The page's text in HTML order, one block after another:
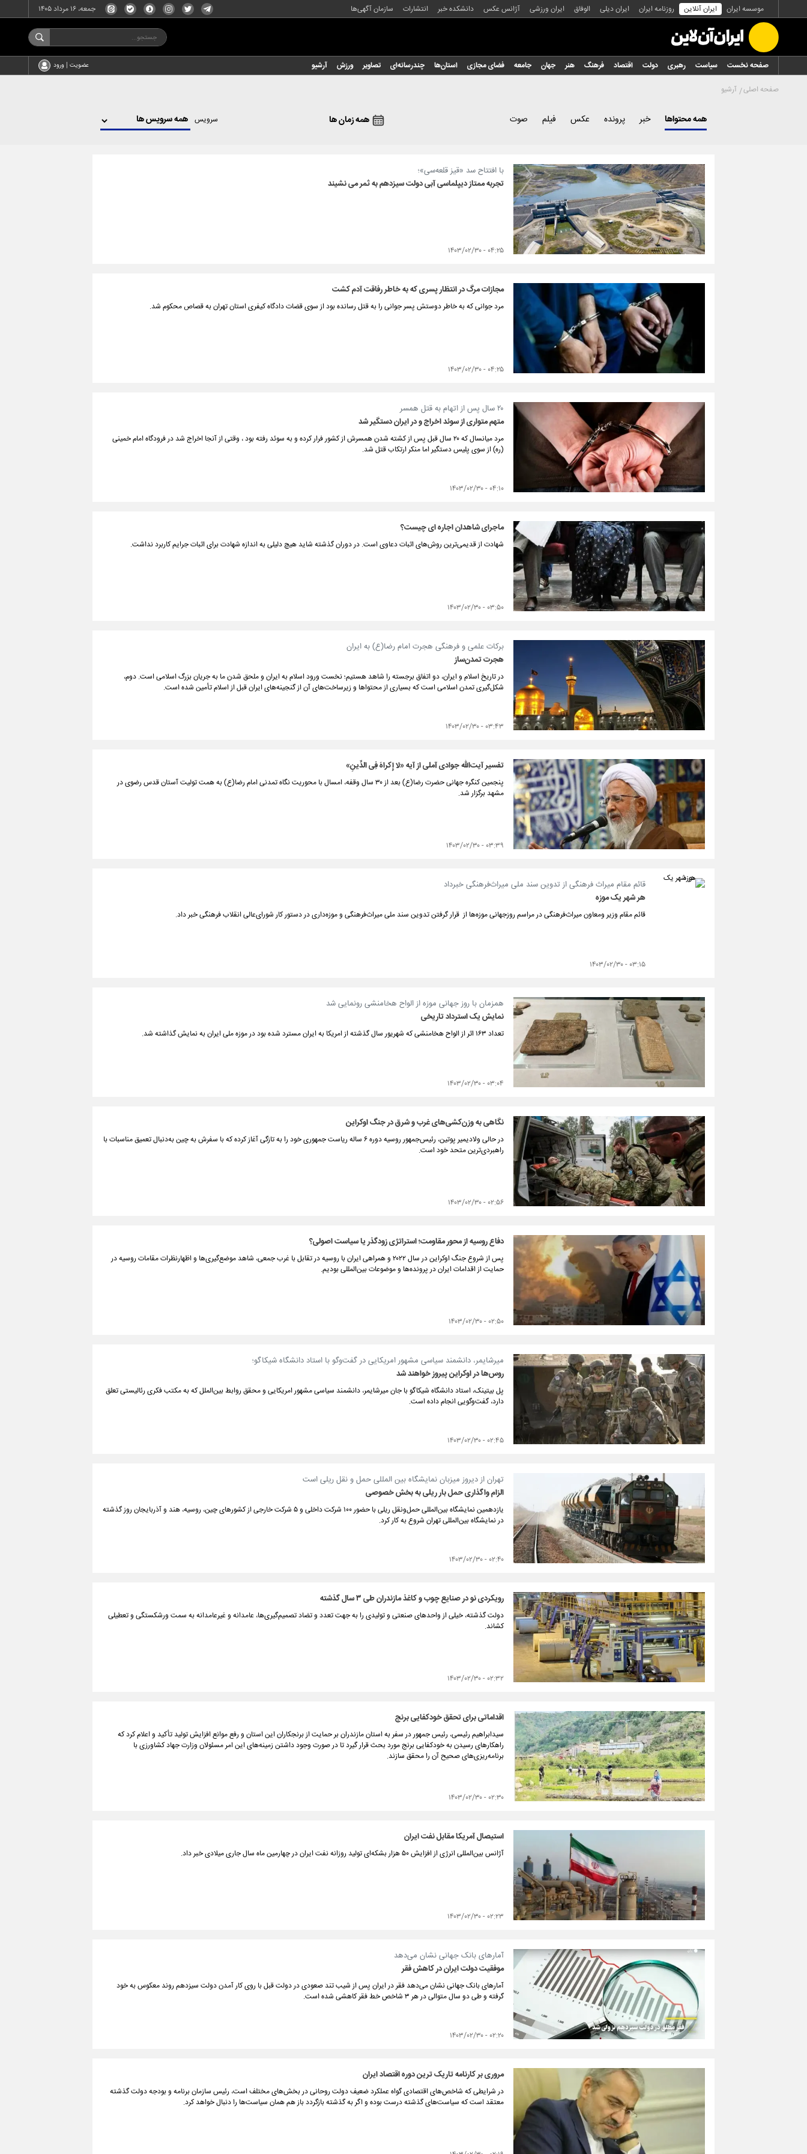
موسسه ایران ایران آنلاین روزنامه ایران ایران دیلی الوفاق ایران ورزشی آژانس عکس دانشکده خبر انتشارات سازمان آگهی‌ها جمعه، ۱۶ مرداد ۱۴۰۵
صفحه نخست سیاست رهبری دولت اقتصاد فرهنگ هنر جهان جامعه فضای مجازی استان‌ها چندرسانه‌ای تصاویر ورزش آرشیو عضویت | ورود
صفحه اصلی آرشیو
همه محتواها خبر پرونده عکس فیلم صوت همه زمان ها سرویس
با افتتاح سد «قیز قلعه‌سی»؛
تجربه ممتاز دیپلماسی آبی دولت سیزدهم به ثمر می نشیند
۰۴:۲۵ - ۱۴۰۳/۰۲/۳۰
مجازات مرگ در انتظار پسری که به خاطر رفاقت آدم کشت
مرد جوانی که به خاطر دوستش پسر جوانی را به قتل رسانده بود از سوی قضات دادگاه کیفری استان تهران به قصاص محکوم شد.
۰۴:۲۵ - ۱۴۰۳/۰۲/۳۰
۲۰ سال پس از اتهام به قتل همسر
متهم متواری از سوئد اخراج و در ایران دستگیر شد
مرد میانسال که ۲۰ سال قبل پس از کشته شدن همسرش از کشور فرار کرده و به سوئد رفته بود ، وقتی از آنجا اخراج شد در فرودگاه امام خمینی
(ره) از سوی پلیس دستگیر اما منکر ارتکاب قتل شد.
۰۴:۱۰ - ۱۴۰۳/۰۲/۳۰
ماجرای شاهدان اجاره ای چیست؟
شهادت از قدیمی‌ترین روش‌های اثبات دعاوی است. در دوران گذشته شاید هیچ دلیلی به اندازه شهادت برای اثبات جرایم کاربرد نداشت.
۰۳:۵۰ - ۱۴۰۳/۰۲/۳۰
برکات علمی و فرهنگی هجرت امام رضا(ع) به ایران
هجرت تمدن‌ساز
در تاریخ اسلام و ایران، دو اتفاق برجسته را شاهد هستیم؛ نخست ورود اسلام به ایران و ملحق شدن ما به جریان بزرگ اسلامی است. دوم،
شکل‌گیری تمدن اسلامی است که بسیاری از محتوا‌ها و زیرساخت‌های آن از گنجینه‌های ایران قبل از اسلام تأمین شده است.
۰۳:۴۳ - ۱۴۰۳/۰۲/۳۰
تفسیر آیت‌الله جوادی آملی از آیه «لا إِکراهَ فِی الدِّینِ»
پنجمین کنگره جهانی حضرت رضا(ع) بعد از ۳۰ سال وقفه، امسال با محوریت نگاه تمدنی امام رضا(ع) به همت تولیت آستان قدس رضوی در
مشهد برگزار شد.
۰۳:۳۹ - ۱۴۰۳/۰۲/۳۰
قائم مقام میراث فرهنگی از تدوین سند ملی میراث‌فرهنگی خبرداد
هر شهر یک موزه
قائم مقام وزیر ومعاون میراث‌فرهنگی در مراسم روزجهانی موزه‌ها از قرار گرفتن تدوین سند ملی میراث‌فرهنگی و موزه‌داری در دستور کار شورای‌عالی انقلاب فرهنگی خبر داد.
۰۳:۱۵ - ۱۴۰۳/۰۲/۳۰
همزمان با روز جهانی موزه از الواح هخامنشی رونمایی شد
نمایش یک استرداد تاریخی
تعداد ۱۶۳ اثر از الواح هخامنشی که شهریور سال گذشته از امریکا به ایران مسترد شده بود در موزه ملی ایران به نمایش گذاشته شد.
۰۳:۰۴ - ۱۴۰۳/۰۲/۳۰
نگاهی به وزن‌کشی‌های غرب و شرق در جنگ اوکراین
در حالی ولادیمیر پوتین، رئیس‌جمهور روسیه دوره ۶ ساله ریاست جمهوری خود را به تازگی آغاز کرده که با سفرش به چین به‌دنبال تعمیق مناسبات با
راهبردی‌ترین متحد خود است.
۰۲:۵۶ - ۱۴۰۳/۰۲/۳۰
دفاع روسیه از محور مقاومت؛ استراتژی زودگذر یا سیاست اصولی؟
پس از شروع جنگ اوکراین در سال ۲۰۲۲ و همراهی ایران با روسیه در تقابل با غرب جمعی، شاهد موضع‌گیری‌ها و اظهارنظرات مقامات روسیه در
حمایت از اقدامات ایران در پرونده‌ها و موضوعات بین‌المللی بودیم.
۰۲:۵۰ - ۱۴۰۳/۰۲/۳۰
میرشایمر، دانشمند سیاسی مشهور امریکایی در گفت‌وگو با استاد دانشگاه شیکاگو؛
روس‌ها در اوکراین پیروز خواهند شد
پل بیتینک، استاد دانشگاه شیکاگو با جان میرشایمر، دانشمند سیاسی مشهور امریکایی و محقق روابط بین‌الملل که به مکتب فکری رئالیستی تعلق
دارد، گفت‌و‌گویی انجام داده است.
۰۲:۴۵ - ۱۴۰۳/۰۲/۳۰
تهران از دیروز میزبان نمایشگاه بین المللی حمل و نقل ریلی است
الزام واگذاری حمل بار ریلی به بخش خصوصی
یازدهمین نمایشگاه بین‌المللی حمل‌ونقل ریلی با حضور ۱۰۰ شرکت داخلی و ۵ شرکت خارجی از کشورهای چین، روسیه، هند و آذربایجان روز گذشته
در نمایشگاه بین‌المللی تهران شروع به کار کرد.
۰۲:۴۰ - ۱۴۰۳/۰۲/۳۰
رویکردی نو در صنایع چوب و کاغذ مازندران طی ۳ سال گذشته
دولت گذشته، خیلی از واحدهای صنعتی و تولیدی را به جهت تعدد و تضاد تصمیم‌گیری‌ها، عامدانه و غیرعامدانه به سمت ورشکستگی و تعطیلی
کشاند.
۰۲:۳۲ - ۱۴۰۳/۰۲/۳۰
اقداماتی برای تحقق خودکفایی برنج
سید‌ابراهیم رئیسی، رئیس جمهور در سفر به استان مازندران بر حمایت از برنجکاران این استان و رفع موانع افزایش تولید تأکید و اعلام کرد که
راهکارهای رسیدن به خودکفایی برنج مورد بحث قرار گیرد تا در صورت وجود داشتن زمینه‌های این امر مسئولان وزارت جهاد کشاورزی با
برنامه‌ریزی‌های صحیح آن را محقق سازند.
۰۲:۳۰ - ۱۴۰۳/۰۲/۳۰
استیصال آمریکا مقابل نفت ایران
آژانس بین‌المللی انرژی از افزایش ۵۰ هزار بشکه‌ای تولید روزانه نفت ایران در چهارمین ماه سال‌ جاری میلادی خبر داد.
۰۲:۲۳ - ۱۴۰۳/۰۲/۳۰
آمارهای بانک جهانی نشان می‌دهد
موفقیت دولت ایران در کاهش فقر
آمارهای بانک جهانی نشان می‌دهد فقر در ایران پس از شیب تند صعودی در دولت قبل با روی کار آمدن دولت سیزدهم روند معکوس به خود
گرفته و طی دو سال متوالی در هر ۳ شاخص خط فقر کاهشی شده است.
۰۲:۲۰ - ۱۴۰۳/۰۲/۳۰
مروری بر کارنامه تاریک ترین دوره اقتصاد ایران
در شرایطی که شاخص‌های اقتصادی گواه عملکرد ضعیف دولت روحانی در بخش‌های مختلف است، رئیس سازمان برنامه و بودجه دولت گذشته
معتقد است که سیاست‌های گذشته درست بوده و اگر به گذشته بازگردد باز هم همان سیاست‌ها را دنبال خواهد کرد.